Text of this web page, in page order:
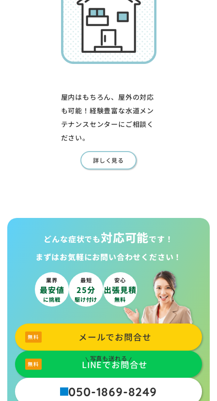
屋内はもちろん、屋外の対応
も可能！経験豊富な水道メン
テナンスセンターにご相談く
ださい。
詳しく見る
どんな症状でも対応可能です！
まずはお気軽にお問い合わせください！
業界
最安値
に挑戦
最短
25分
駆け付け
安心
出張見積
無料
メールでお問合せ
写真も送れる
LINEでお問合せ
050-1869-8249